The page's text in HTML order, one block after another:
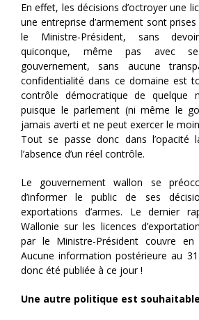
En effet, les décisions d’octroyer une
une entreprise d’armement sont
le Ministre-Président, sans
quiconque, même pas avec
gouvernement, sans aucune
confidentialité dans ce domaine est
contrôle démocratique de quelque
puisque le parlement (ni même le
jamais averti et ne peut exercer le
Tout se passe donc dans
l’absence d’un réel contrôle.
Le gouvernement wallon se
d’informer le public de ses
exportations d’armes. Le dernier
Wallonie sur les licences
par le Ministre-Président couvre en
Aucune information postérieure au 31
donc été publiée à ce jour !
Une autre politique est